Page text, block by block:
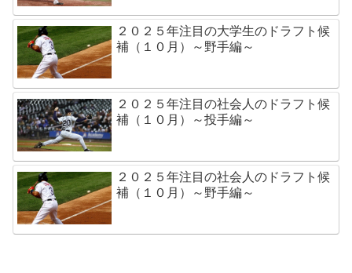
２０２５年注目の大学生のドラフト候
補（１０月）～野手編～
２０２５年注目の社会人のドラフト候
補（１０月）～投手編～
２０２５年注目の社会人のドラフト候
補（１０月）～野手編～